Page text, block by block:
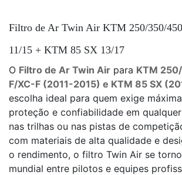
Filtro de Ar Twin Air KTM 250/350/
11/15 + KTM 85 SX 13/17
O Filtro de Ar Twin Air para KTM
F/XC-F (2011-2015) e KTM 85 SX
escolha ideal para quem exige
proteção e confiabilidade em
nas trilhas ou nas pistas de
com materiais de alta qualidade e
o rendimento, o filtro Twin Air se
mundial entre pilotos e equipes